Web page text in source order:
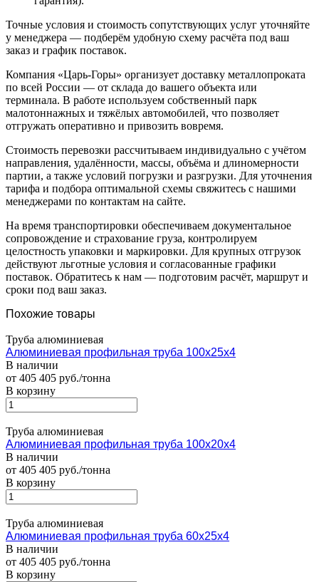
Точные условия и стоимость сопутствующих услуг уточняйте
у менеджера — подберём удобную схему расчёта под ваш
заказ и график поставок.
Компания «Царь-Горы» организует доставку металлопроката
по всей России — от склада до вашего объекта или
терминала. В работе используем собственный парк
малотоннажных и тяжёлых автомобилей, что позволяет
отгружать оперативно и привозить вовремя.
Стоимость перевозки рассчитываем индивидуально с учётом
направления, удалённости, массы, объёма и длиномерности
партии, а также условий погрузки и разгрузки. Для уточнения
тарифа и подбора оптимальной схемы свяжитесь с нашими
менеджерами по контактам на сайте.
На время транспортировки обеспечиваем документальное
сопровождение и страхование груза, контролируем
целостность упаковки и маркировки. Для крупных отгрузок
действуют льготные условия и согласованные графики
поставок. Обратитесь к нам — подготовим расчёт, маршрут и
сроки под ваш заказ.
Похожие товары
Труба алюминиевая
Алюминиевая профильная труба 100х25х4
В наличии
от 405 405 руб./тонна
В корзину
Труба алюминиевая
Алюминиевая профильная труба 100х20х4
В наличии
от 405 405 руб./тонна
В корзину
Труба алюминиевая
Алюминиевая профильная труба 60х25х4
В наличии
от 405 405 руб./тонна
В корзину